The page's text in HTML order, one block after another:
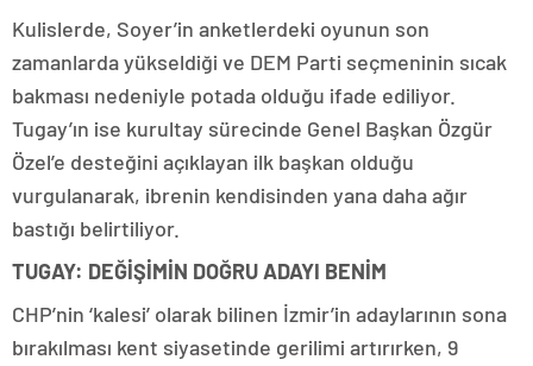
Kulislerde, Soyer’in anketlerdeki oyunun son
zamanlarda yükseldiği ve DEM Parti seçmeninin sıcak
bakması nedeniyle potada olduğu ifade ediliyor.
Tugay’ın ise kurultay sürecinde Genel Başkan Özgür
Özel’e desteğini açıklayan ilk başkan olduğu
vurgulanarak, ibrenin kendisinden yana daha ağır
bastığı belirtiliyor.
TUGAY: DEĞİŞİMİN DOĞRU ADAYI BENİM
CHP’nin ‘kalesi’ olarak bilinen İzmir’in adaylarının sona
bırakılması kent siyasetinde gerilimi artırırken, 9